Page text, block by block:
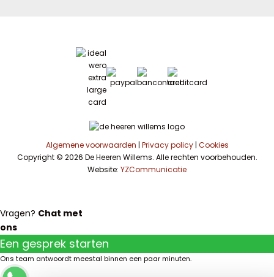
Algemene voorwaarden | Privacy policy| Cookies
Copyright © 2026 De Heeren Willems. Alle rechten voorbehouden.
Website: YZCommunicatie
Vragen? Chat met
ons
Een gesprek starten
Ons team antwoordt meestal binnen een paar minuten.